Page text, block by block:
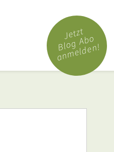
Jetzt
Blog Abo
anmelden!